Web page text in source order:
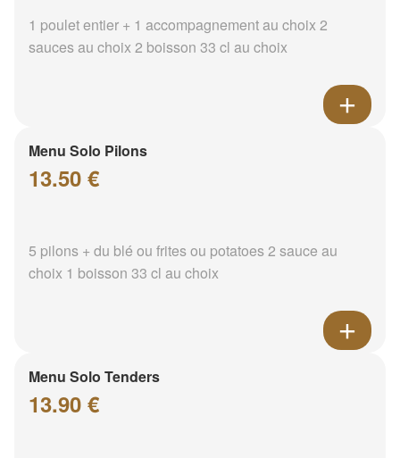
1 poulet entier + 1 accompagnement au choix 2
sauces au choix 2 boisson 33 cl au choix
Menu Solo Pilons
13.50 €
5 pilons + du blé ou frites ou potatoes 2 sauce au
choix 1 boisson 33 cl au choix
Menu Solo Tenders
13.90 €